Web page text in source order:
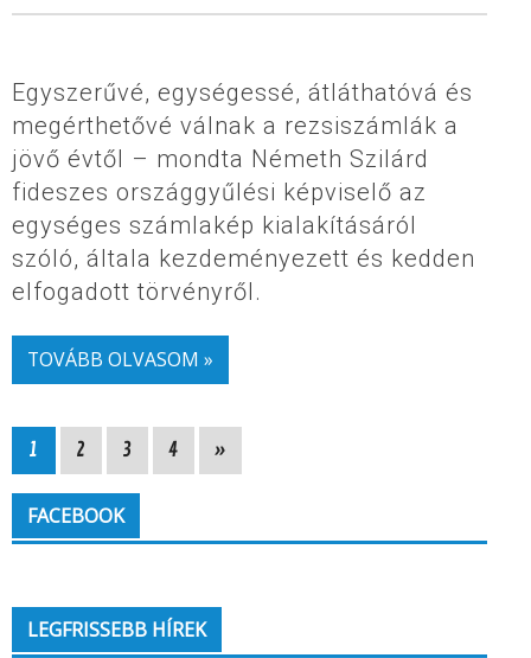
Egyszerűvé, egységessé, átláthatóvá és
megérthetővé válnak a rezsiszámlák a
jövő évtől – mondta Németh Szilárd
fideszes országgyűlési képviselő az
egységes számlakép kialakításáról
szóló, általa kezdeményezett és kedden
elfogadott törvényről.
TOVÁBB OLVASOM »
1 2 3 4 »
FACEBOOK
LEGFRISSEBB HÍREK